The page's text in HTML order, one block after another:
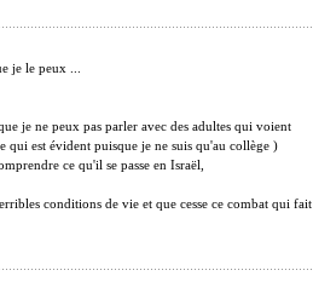
je le peux ...
je ne peux pas parler avec des adultes qui voient
qui est évident puisque je ne suis qu'au collège )
ce qu'il se passe en Israël,
conditions de vie et que cesse ce combat qui fait